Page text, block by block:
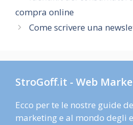
compra online
Come scrivere una
StroGoff.it - Web
Ecco per te le nostre guide
marketing e al mondo degli